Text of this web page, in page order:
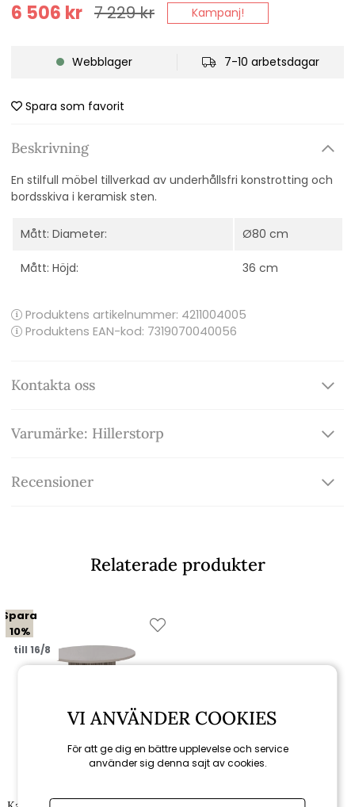
7 229kr
6 506 kr Kampanj!
Webblager 7-10 arbetsdagar
Spara som favorit
Beskrivning
En stilfull möbel tillverkad av underhållsfri konstrotting och
bordsskiva i keramisk sten.
Mått: Diameter: Ø80 cm
Mått: Höjd: 36 cm
Produktens artikelnummer: 4211004005
Produktens EAN-kod: 7319070040056
Kontakta oss
Varumärke: Hillerstorp
Recensioner
Relaterade produkter
Spara
10%
till 16/8
VI ANVÄNDER COOKIES
För att ge dig en bättre upplevelse och service
använder sig denna sajt av cookies.